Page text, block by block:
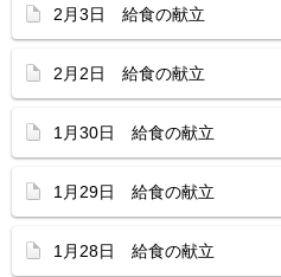
2月3日 給食の献立
2月2日 給食の献立
1月30日 給食の献立
1月29日 給食の献立
1月28日 給食の献立